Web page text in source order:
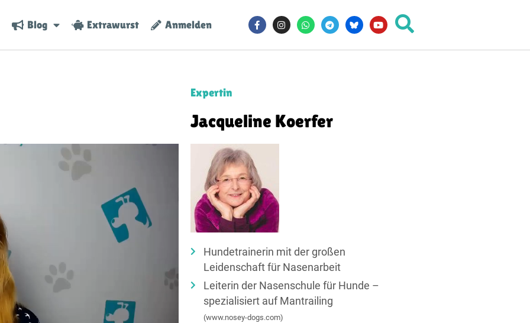
Blog Extrawurst Anmelden
Expertin
Jacqueline Koerfer
Hundetrainerin mit der großen
Leidenschaft für Nasenarbeit
Leiterin der Nasenschule für Hunde –
spezialisiert auf Mantrailing
(www.nosey-dogs.com)